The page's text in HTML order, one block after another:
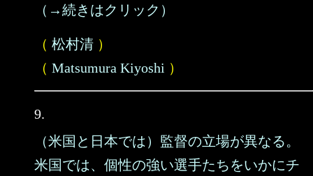
（→続きはクリック）
（ 松村清 ）
（ Matsumura Kiyoshi ）
9.
（米国と日本では）監督の立場が異なる。
米国では、個性の強い選手たちをいかにチ